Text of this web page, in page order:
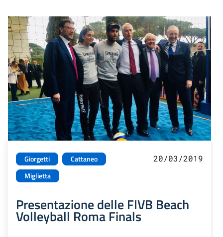
Giorgetti
Cattaneo
Miglietta
20/03/2019
Presentazione delle FIVB Beach
Volleyball Roma Finals